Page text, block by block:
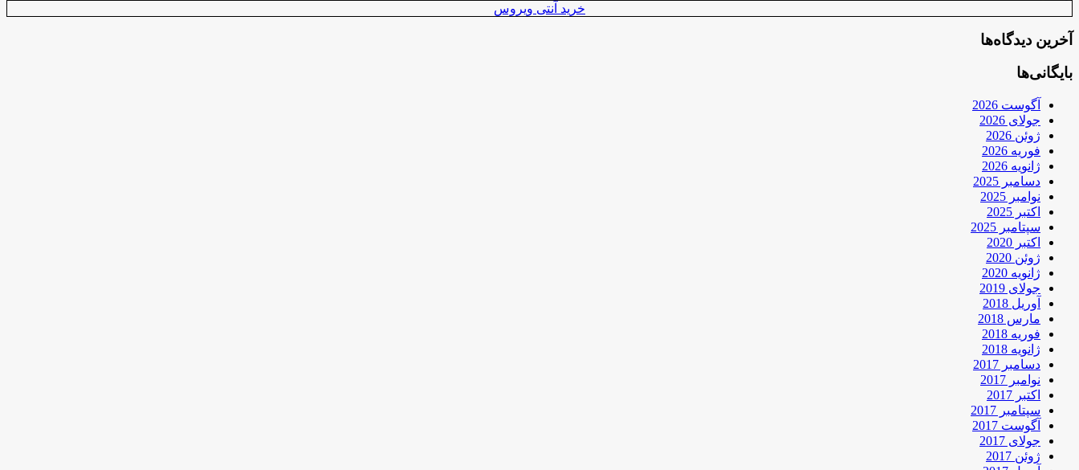
خرید آنتی ویروس
آخرین دیدگاه‌ها
بایگانی‌ها
آگوست 2026
جولای 2026
ژوئن 2026
فوریه 2026
ژانویه 2026
دسامبر 2025
نوامبر 2025
اکتبر 2025
سپتامبر 2025
اکتبر 2020
ژوئن 2020
ژانویه 2020
جولای 2019
آوریل 2018
مارس 2018
فوریه 2018
ژانویه 2018
دسامبر 2017
نوامبر 2017
اکتبر 2017
سپتامبر 2017
آگوست 2017
جولای 2017
ژوئن 2017